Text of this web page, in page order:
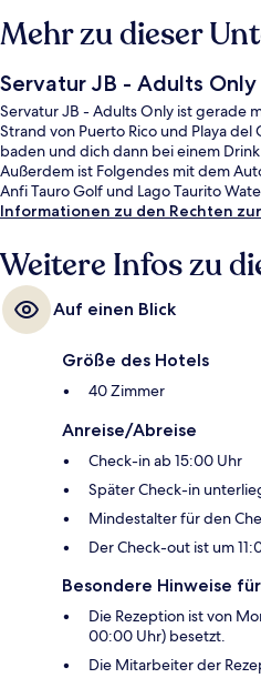
Mehr zu dieser
Servatur JB - Adults Only
Servatur JB - Adults Only ist gerade
Strand von Puerto Rico und Playa del
baden und dich dann bei einem
Außerdem ist Folgendes mit dem
Anfi Tauro Golf und Lago Taurito
Informationen zu den Rechten
Weitere Infos zu
Auf einen Blick
Größe des Hotels
40 Zimmer
Anreise/Abreise
Check-in ab 15:00 Uhr
Später Check-in
Mindestalter für den
Der Check-out ist um
Besondere Hinweise
Die Rezeption ist von
00:00 Uhr) besetzt.
Die Mitarbeiter der